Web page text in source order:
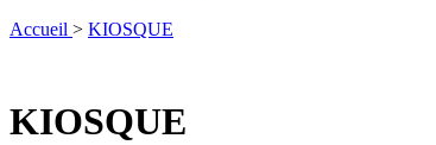
Accueil > KIOSQUE
KIOSQUE